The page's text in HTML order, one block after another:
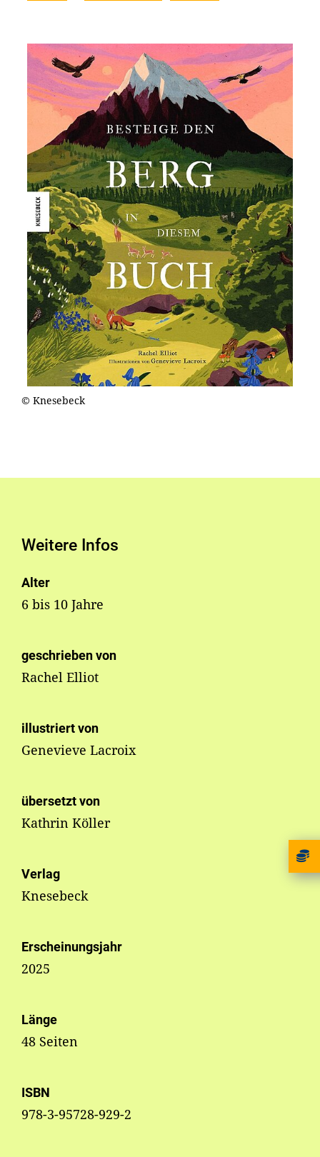
© Knesebeck
Weitere Infos
Alter
6 bis 10 Jahre
geschrieben von
Rachel Elliot
illustriert von
Genevieve Lacroix
übersetzt von
Kathrin Köller
Verlag
Knesebeck
Erscheinungsjahr
2025
Länge
48 Seiten
ISBN
978-3-95728-929-2